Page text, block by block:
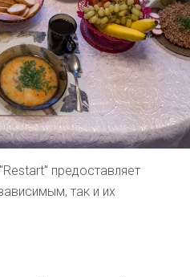
предоставляет
так и их